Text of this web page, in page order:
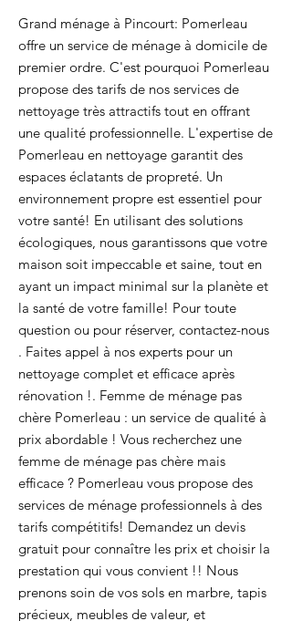
Grand ménage à Pincourt: Pomerleau
offre un service de ménage à domicile de
premier ordre. C'est pourquoi Pomerleau
propose des tarifs de nos services de
nettoyage très attractifs tout en offrant
une qualité professionnelle. L'expertise de
Pomerleau en nettoyage garantit des
espaces éclatants de propreté. Un
environnement propre est essentiel pour
votre santé! En utilisant des solutions
écologiques, nous garantissons que votre
maison soit impeccable et saine, tout en
ayant un impact minimal sur la planète et
la santé de votre famille! Pour toute
question ou pour réserver, contactez-nous
. Faites appel à nos experts pour un
nettoyage complet et efficace après
rénovation !. Femme de ménage pas
chère Pomerleau : un service de qualité à
prix abordable ! Vous recherchez une
femme de ménage pas chère mais
efficace ? Pomerleau vous propose des
services de ménage professionnels à des
tarifs compétitifs! Demandez un devis
gratuit pour connaître les prix et choisir la
prestation qui vous convient !! Nous
prenons soin de vos sols en marbre, tapis
précieux, meubles de valeur, et